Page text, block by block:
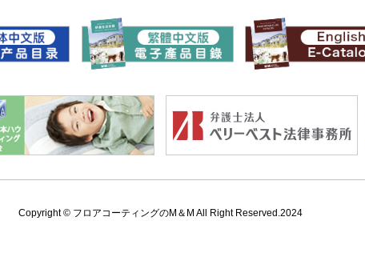
Copyright © フロアコーティングのM＆M All Right Reserved.2024